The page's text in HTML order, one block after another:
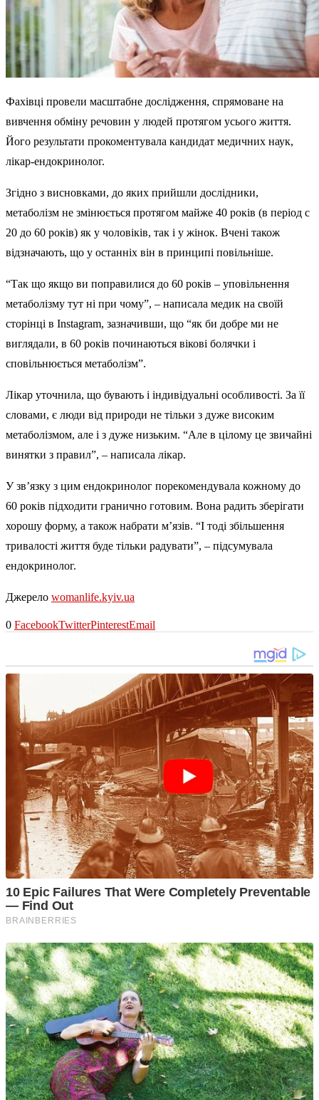
Фахівці провели масштабне дослідження, спрямоване на
вивчення обміну речовин у людей протягом усього життя.
Його результати прокоментувала кандидат медичних наук,
лікар-ендокринолог.
Згідно з висновками, до яких прийшли дослідники,
метаболізм не змінюється протягом майже 40 років (в період c
20 до 60 років) як у чоловіків, так і у жінок. Вчені також
відзначають, що у останніх він в принципі повільніше.
“Так що якщо ви поправилися до 60 років – уповільнення
метаболізму тут ні при чому”, – написала медик на своїй
сторінці в Instagram, зазначивши, що “як би добре ми не
виглядали, в 60 років починаються вікові болячки і
сповільнюється метаболізм”.
Лікар уточнила, що бувають і індивідуальні особливості. За її
словами, є люди від природи не тільки з дуже високим
метаболізмом, але і з дуже низьким. “Але в цілому це звичайні
винятки з правил”, – написала лікар.
У зв’язку з цим ендокринолог порекомендувала кожному до
60 років підходити гранично готовим. Вона радить зберігати
хорошу форму, а також набрати м’язів. “І тоді збільшення
тривалості життя буде тільки радувати”, – підсумувала
ендокринолог.
Джерело womanlife.kyiv.ua
0 FacebookTwitterPinterestEmail